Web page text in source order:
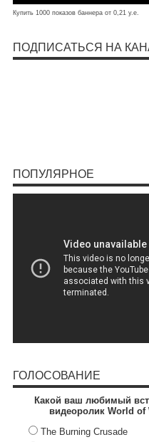
Купить 1000 показов баннера от 0,21 у.е.
ПОДПИСАТЬСЯ НА
ПОПУЛЯРНОЕ
ГОЛОСОВАНИЕ
Какой ваш любимый
видеоролик World of
The Burning Crusade